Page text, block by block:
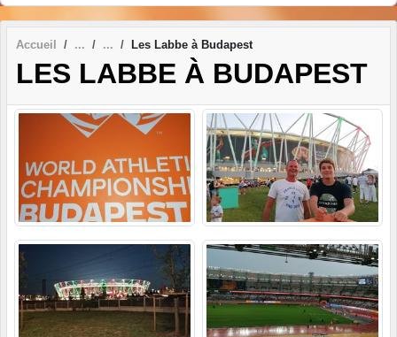
Accueil Les Labbe à Budapest
LES LABBE À BUDAPEST